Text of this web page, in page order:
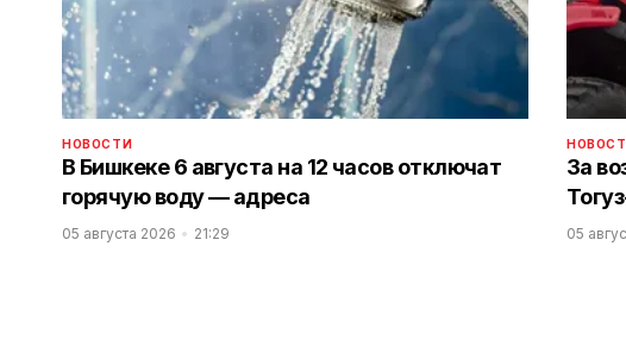
НОВОСТИ
В Бишкеке 6 августа на 12 часов отключат
горячую воду — адреса
05 августа 2026 21:29
За
05